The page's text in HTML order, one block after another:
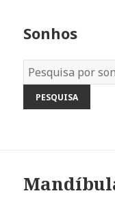
Sonhos
Dicionário
dos
Sonhos: